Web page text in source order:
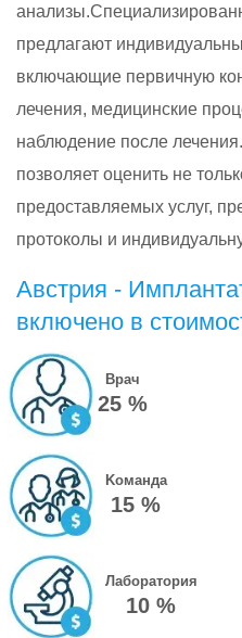
предлагают
включающие первичную
лечения, медицинские
наблюдение после
позволяет оценить не
предоставляемых услуг,
протоколы и
Австрия -
включено в
Врач
25 %
Kоманда
15 %
Лаборатория
10 %